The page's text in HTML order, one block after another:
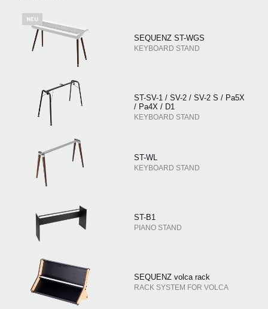
SEQUENZ ST-WGS
KEYBOARD STAND
ST-SV-1 / SV-2 / SV-2 S / Pa5X
/ Pa4X / D1
KEYBOARD STAND
ST-WL
KEYBOARD STAND
ST-B1
PIANO STAND
SEQUENZ volca rack
RACK SYSTEM FOR VOLCA